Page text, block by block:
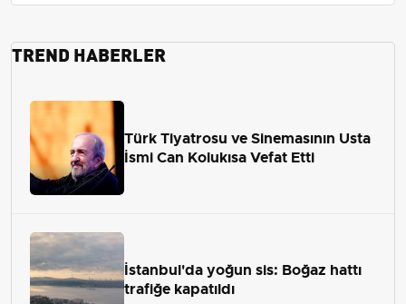
TREND HABERLER
Türk Tiyatrosu ve Sinemasının Usta
İsmi Can Kolukısa Vefat Etti
İstanbul'da yoğun sis: Boğaz hattı
trafiğe kapatıldı